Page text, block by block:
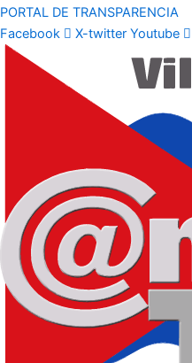
PORTAL DE TRANSPARENCIA
Facebook
X-twitter Youtube